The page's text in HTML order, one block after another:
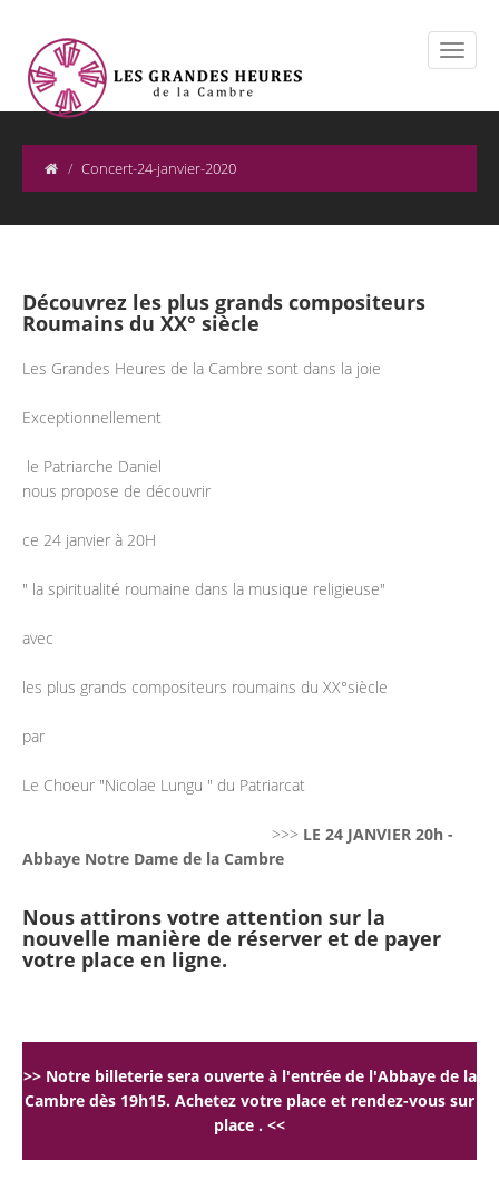
Concert-24-janvier-2020
Découvrez les plus grands compositeurs
Roumains du XX° siècle
Les Grandes Heures de la Cambre sont dans la joie
Exceptionnellement
le Patriarche Daniel
nous propose de découvrir
ce 24 janvier à 20H
" la spiritualité roumaine dans la musique religieuse"
avec
les plus grands compositeurs roumains du XX°siècle
par
Le Choeur "Nicolae Lungu " du Patriarcat
>>> LE 24 JANVIER 20h -
Abbaye Notre Dame de la Cambre
Nous attirons votre attention sur la
nouvelle manière de réserver et de payer
votre place en ligne.
>> Notre billeterie sera ouverte à l'entrée de l'Abbaye de la
Cambre dès 19h15. Achetez votre place et rendez-vous sur
place . <<